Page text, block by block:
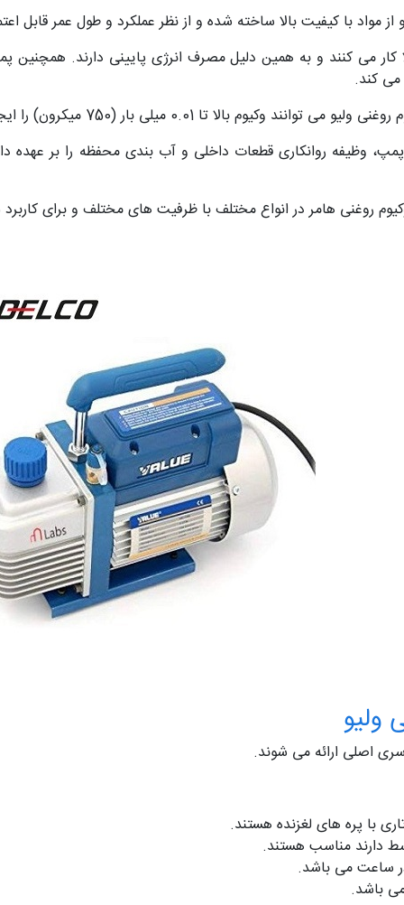
مواد با کیفیت بالا ساخته شده و از نظر عملکرد و طول عمر قابل
کار می کنند و به همین دلیل مصرف انرژی پایینی دارند.
‌کند.
توانند وکیوم بالا تا 0.01 میلی بار (750 میکرون) را ایجاد کنند.
وظیفه روانکاری قطعات داخلی و آب بندی محفظه را بر عهده
روغنی هامر در انواع مختلف با ظرفیت های مختلف و برای
ولیو
با پره های لغزنده هستند.
دارند مناسب هستند.